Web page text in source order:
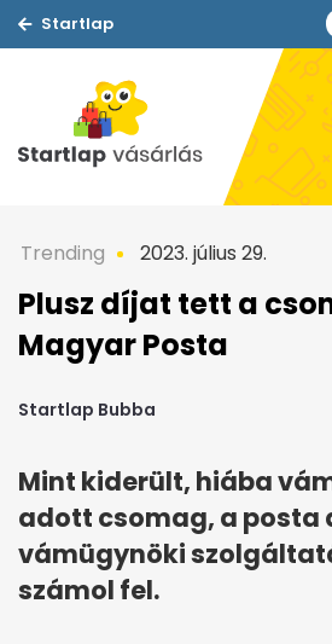
Startlap
Trending 2023. július 29.
Plusz díjat tett a
Magyar Posta
Startlap Bubba
Mint kiderült, hiába
adott csomag, a posta
vámügynöki
számol fel.